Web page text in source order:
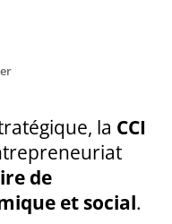
la CCI
de
et social.